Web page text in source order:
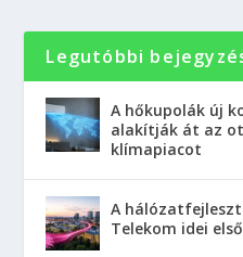
Legutóbbi
A hőkupolák új
alakítják át az
klímapiacot
A
Telekom idei